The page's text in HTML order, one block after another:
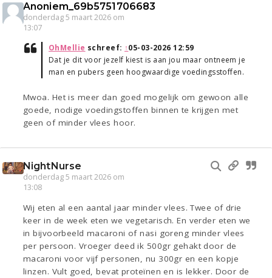
Anoniem_69b5751706683
donderdag 5 maart 2026 om
13:07
OhMellie schreef: ↑05-03-2026 12:59
Dat je dit voor jezelf kiest is aan jou maar ontneem je
man en pubers geen hoogwaardige voedingsstoffen.
Mwoa. Het is meer dan goed mogelijk om gewoon alle
goede, nodige voedingstoffen binnen te krijgen met
geen of minder vlees hoor.
NightNurse
donderdag 5 maart 2026 om
13:08
Wij eten al een aantal jaar minder vlees. Twee of drie
keer in de week eten we vegetarisch. En verder eten we
in bijvoorbeeld macaroni of nasi goreng minder vlees
per persoon. Vroeger deed ik 500gr gehakt door de
macaroni voor vijf personen, nu 300gr en een kopje
linzen. Vult goed, bevat proteïnen en is lekker. Door de